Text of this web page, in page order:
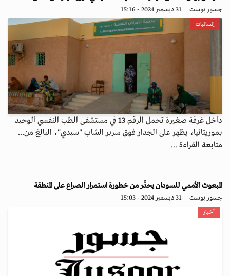
جسور بوست 31 ديسمبر 2024 - 15:16
إنسانيات
داخل غرفة صغيرة تحمل الرقم 13 في مستشفى الطب النفسي الوحيد
بموريتانيا، يظهر على الجدار فوق سرير الشاب "سيدي"، البالغ من...
متابعة القراءة ...
المبعوث الأممي للسودان يحذّر من خطورة استمرار الصراع على المنطقة
جسور بوست 31 ديسمبر 2024 - 15:03
أخبار